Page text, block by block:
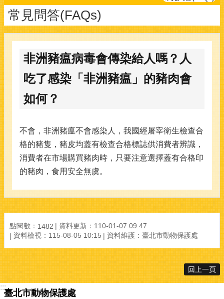
常見問答(FAQs)
非洲豬瘟病毒會傳染給人嗎？人
吃了感染「非洲豬瘟」的豬肉會
如何？
不會，非洲豬瘟不會感染人，我國經屠宰衛生檢查合
格的豬隻，豬皮均蓋有檢查合格標誌供消費者辨識，
消費者在市場購買豬肉時，只要注意選擇蓋有合格印
的豬肉，食用安全無虞。
點閱數： 1482
資料更新：110-01-07 09:47
資料檢視：115-08-05 10:15
資料維護：臺北市動物保護處
回上一頁
:::
臺北市動物保護處